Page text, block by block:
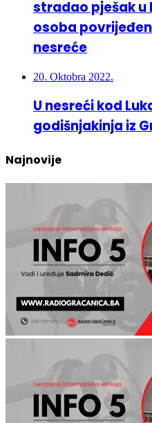
Crna hronika –
stradao pješak u
osoba
nesreće
20. Oktobra 2022.
U nesreći kod
Najnovije